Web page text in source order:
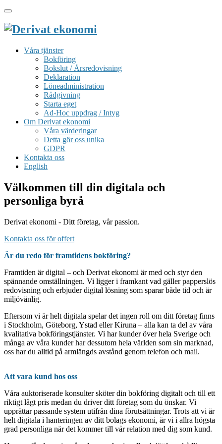
Toggle
navigation
Våra tjänster
Bokföring
Bokslut / Årsredovisning
Deklaration
Löneadministration
Rådgivning
Starta eget
Ad-Hoc uppdrag / Intyg
Om Derivat ekonomi
Våra värderingar
Detta gör oss unika
GDPR
Kontakta oss
English
Välkommen till din digitala och
personliga byrå
Derivat ekonomi - Ditt företag, vår passion.
Kontakta oss för offert
Är du redo för framtidens bokföring?
Framtiden är digital – och Derivat ekonomi är med och styr den
spännande omställningen. Vi ligger i framkant vad gäller papperslös
redovisning och erbjuder digital lösning som sparar både tid och är
miljövänlig.
Eftersom vi är helt digitala spelar det ingen roll om ditt företag finns
i Stockholm, Göteborg, Ystad eller Kiruna – alla kan ta del av våra
kvalitativa bokföringstjänster. Vi har kunder över hela Sverige och
många av våra kunder har dessutom hela världen som sin marknad,
oss har du alltid på armlängds avstånd genom telefon och mail.
Att vara kund hos oss
Våra auktoriserade konsulter sköter din bokföring digitalt och till ett
riktigt lågt pris medan du driver ditt företag som du önskar. Vi
upprättar passande system utifrån dina förutsättningar. Trots att vi är
helt digitala i hanteringen av ditt bolags ekonomi, är vi i allra högsta
grad personliga när det kommer till vår relation med dig som kund.